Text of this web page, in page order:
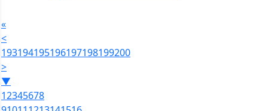
«
<
193194195196197198199200
>
▼
12345678